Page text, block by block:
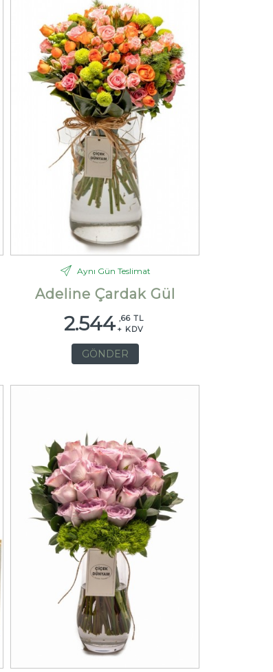
Aynı Gün Teslimat
Adeline Çardak Gül
2.544 ,66 TL
+ KDV
GÖNDER